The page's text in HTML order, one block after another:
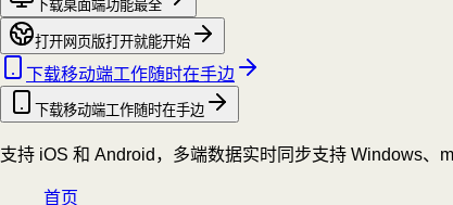
下载桌面端功能最全
打开网页版打开就能开始
下载移动端工作随时在手边
下载移动端工作随时在手边
支持 iOS 和 Android，多端数据实时同步支持 Windows、
首页